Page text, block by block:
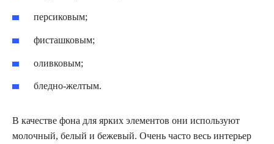
персиковым;
фисташковым;
оливковым;
бледно-желтым.
В качестве фона для ярких элементов они используют
молочный, белый и бежевый. Очень часто весь интерьер